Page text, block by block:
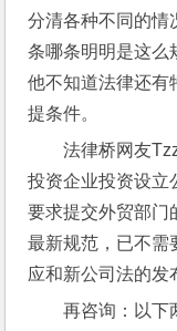
分清各种不同的情
条哪条明明是这么
他不知道法律还有
提条件。
法律桥网友
投资企业投资设立
要求提交外贸部门
最新规范，已不需
应和新公司法的发
再咨询：以下